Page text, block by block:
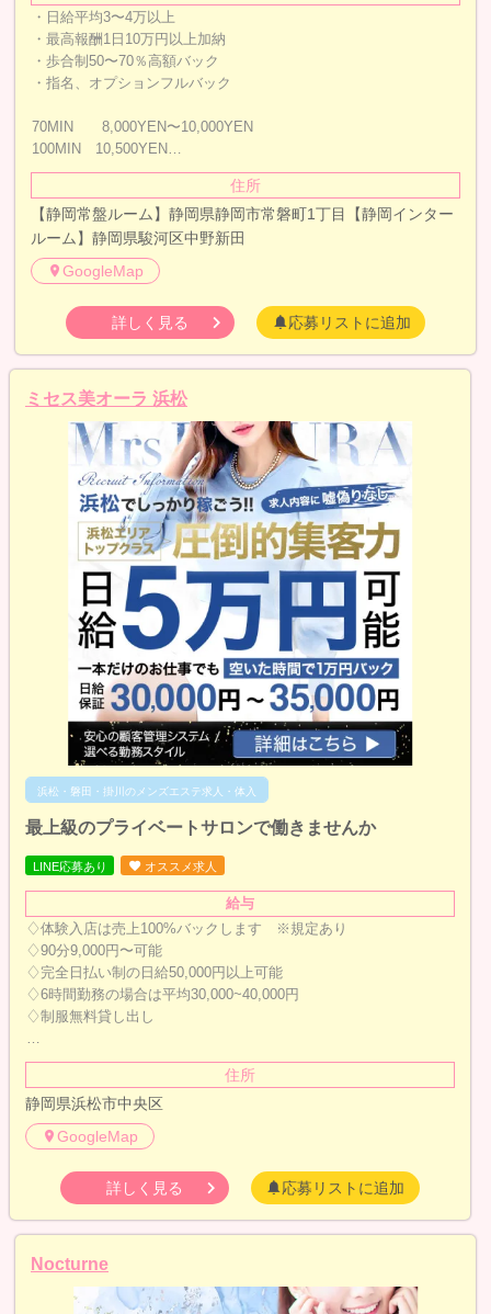
・日給平均3〜4万以上
・最高報酬1日10万円以上加納
・歩合制50〜70％高額バック
・指名、オプションフルバック
70MIN 8,000YEN〜10,000YEN
100MIN 10,500YEN…
住所
【静岡常盤ルーム】静岡県静岡市常磐町1丁目【静岡インター
ルーム】静岡県駿河区中野新田
GoogleMap
詳しく見る 応募リストに追加
ミセス美オーラ 浜松
浜松・磐田・掛川のメンズエステ求人・体入
最上級のプライベートサロンで働きませんか
LINE応募あり オススメ求人
給与
♢体験入店は売上100%バックします ※規定あり
♢90分9,000円〜可能
♢完全日払い制の日給50,000円以上可能
♢6時間勤務の場合は平均30,000~40,000円
♢制服無料貸し出し
住所
静岡県浜松市中央区
GoogleMap
詳しく見る 応募リストに追加
Nocturne